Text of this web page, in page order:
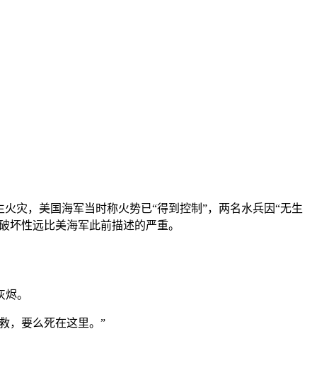
灾，美国海军当时称火势已“得到控制”，两名水兵因“无生
坏性远比美海军此前描述的严重。
。
，要么死在这里。”